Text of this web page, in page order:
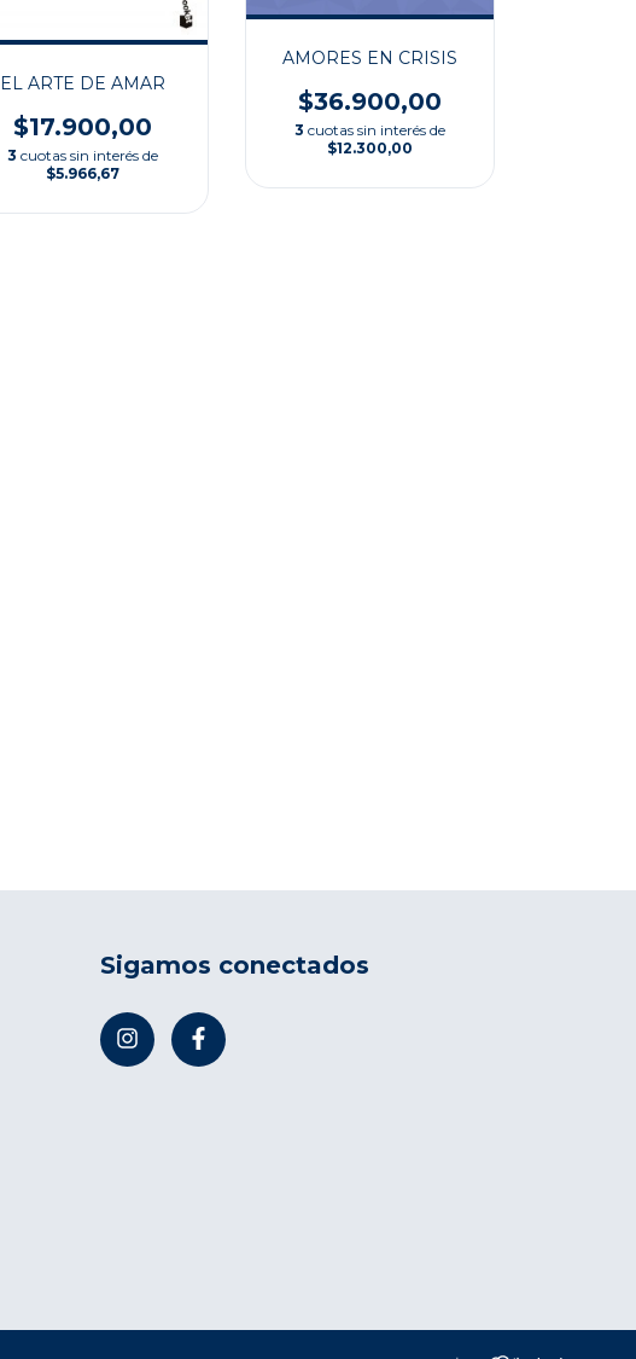
EL ARTE DE AMAR
$17.900,00
3 cuotas sin interés de
$5.966,67
AMORES EN CRISIS
$36.900,00
3 cuotas sin interés de
$12.300,00
Sigamos conectados